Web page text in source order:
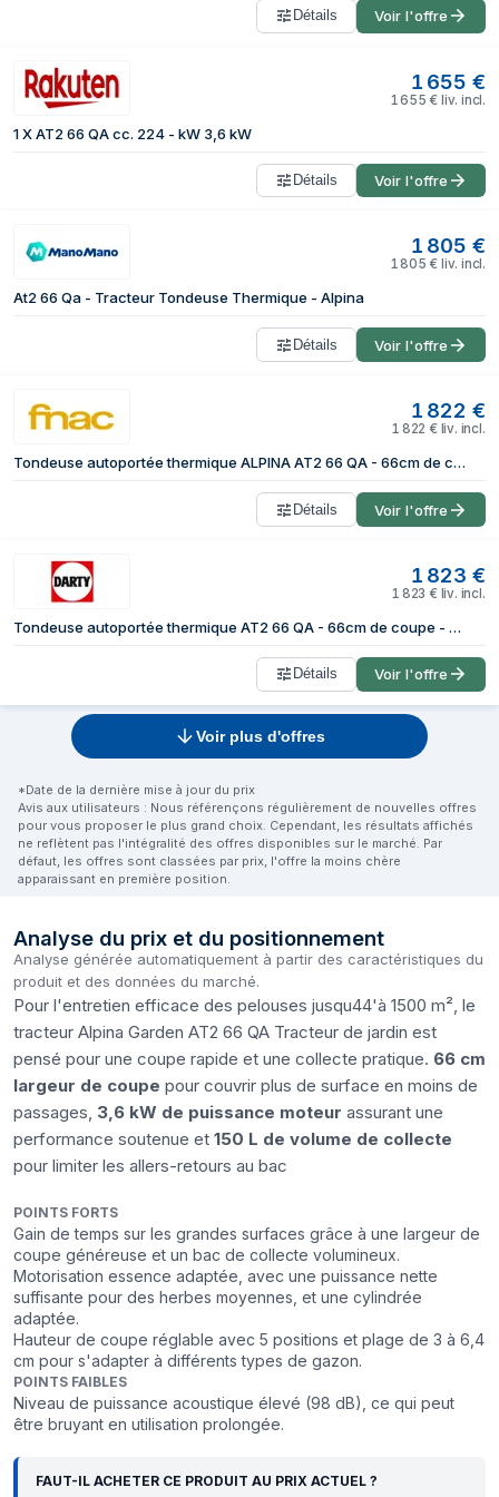
Détails Voir l'offre
1 655 €
1 655 € liv. incl.
1 X AT2 66 QA cc. 224 - kW 3,6 kW
Détails Voir l'offre
1 805 €
1 805 € liv. incl.
At2 66 Qa - Tracteur Tondeuse Thermique - Alpina
Détails Voir l'offre
1 822 €
1 822 € liv. incl.
Tondeuse autoportée thermique ALPINA AT2 66 QA - 66cm de coupe - éjection bac 150L
Détails Voir l'offre
1 823 €
1 823 € liv. incl.
Tondeuse autoportée thermique AT2 66 QA - 66cm de coupe - éjection bac 150L
Détails Voir l'offre
Voir plus d'offres
*Date de la dernière mise à jour du prix
Avis aux utilisateurs : Nous référençons régulièrement de nouvelles offres
pour vous proposer le plus grand choix. Cependant, les résultats affichés
ne reflètent pas l'intégralité des offres disponibles sur le marché. Par
défaut, les offres sont classées par prix, l'offre la moins chère
apparaissant en première position.
Analyse du prix et du positionnement
Analyse générée automatiquement à partir des caractéristiques du
produit et des données du marché.
Pour l'entretien efficace des pelouses jusqu44'à 1500 m², le
tracteur Alpina Garden AT2 66 QA Tracteur de jardin est
pensé pour une coupe rapide et une collecte pratique. 66 cm
largeur de coupe pour couvrir plus de surface en moins de
passages, 3,6 kW de puissance moteur assurant une
performance soutenue et 150 L de volume de collecte
pour limiter les allers-retours au bac
POINTS FORTS
Gain de temps sur les grandes surfaces grâce à une largeur de
coupe généreuse et un bac de collecte volumineux.
Motorisation essence adaptée, avec une puissance nette
suffisante pour des herbes moyennes, et une cylindrée
adaptée.
Hauteur de coupe réglable avec 5 positions et plage de 3 à 6,4
cm pour s'adapter à différents types de gazon.
POINTS FAIBLES
Niveau de puissance acoustique élevé (98 dB), ce qui peut
être bruyant en utilisation prolongée.
FAUT-IL ACHETER CE PRODUIT AU PRIX ACTUEL ?